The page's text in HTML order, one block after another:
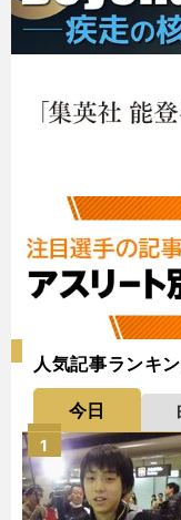
人気記事ランキ
今日
1